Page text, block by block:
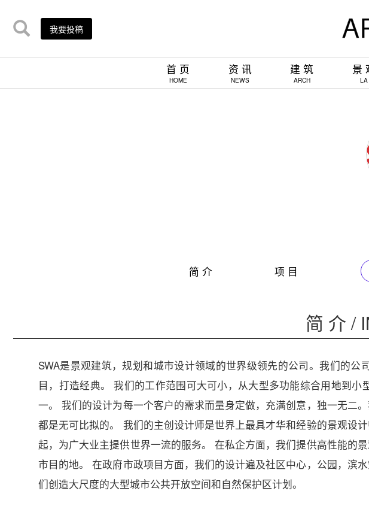
我要投稿
首 页
HOME
资 讯
NEWS
建 筑
ARCH
景
LA
简 介 项 目
简 介 /
SWA是景观建筑，规划和城市设计领域的世界级领先的公司。我们的
目，打造经典。 我们的工作范围可大可小，从大型多功能综合用地到
一。 我们的设计为每一个客户的需求而量身定做，充满创意，独一无二
都是无可比拟的。 我们的主创设计师是世界上最具才华和经验的景观设
起，为广大业主提供世界一流的服务。 在私企方面，我们提供高性能的
市目的地。 在政府市政项目方面，我们的设计遍及社区中心，公园，滨
们创造大尺度的大型城市公共开放空间和自然保护区计划。